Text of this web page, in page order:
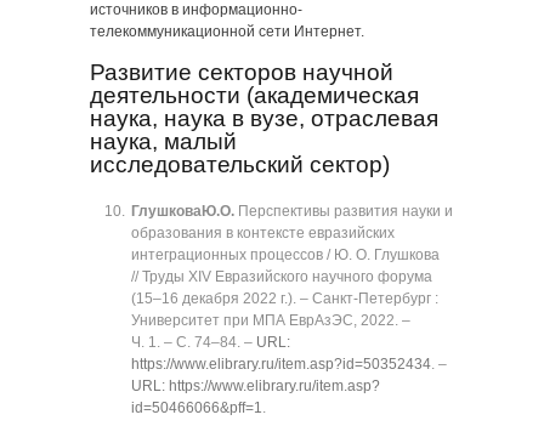
источников в информационно-
телекоммуникационной сети Интернет.
Развитие секторов научной
деятельности (академическая
наука, наука в вузе, отраслевая
наука, малый
исследовательский сектор)
ГлушковаЮ.О. Перспективы развития науки и
образования в контексте евразийских
интеграционных процессов / Ю. О. Глушкова
// Труды XIV Евразийского научного форума
(15‒16 декабря 2022 г.). ‒ Санкт-Петербург :
Университет при МПА ЕврАзЭС, 2022. ‒
Ч. 1. ‒ C. 74‒84. ‒ URL:
https://www.elibrary.ru/item.asp?id=50352434. ‒
URL: https://www.elibrary.ru/item.asp?
id=50466066&pff=1.